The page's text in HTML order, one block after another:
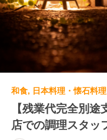
【残業代完全別
店での調理スタッ